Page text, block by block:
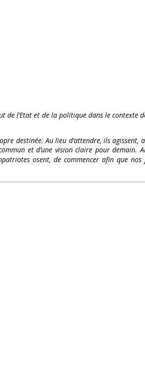
de l’Etat et de la politique dans le contexte
destinée. Au lieu d’attendre, ils agissent,
et d’une vision claire pour demain.
osent, de commencer afin que nos